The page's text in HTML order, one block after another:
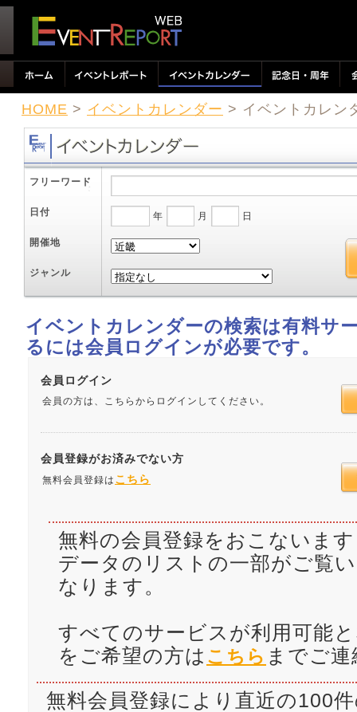
HOME > イベントカレンダー > イベントカレン
フリーワード
日付 年 月 日
開催地
ジャンル
イベントカレンダーの検索は有料サ
るには会員ログインが必要です。
会員ログイン
会員の方は、こちらからログインしてください。
会員登録がお済みでない方
無料会員登録は こちら
無料の会員登録をおこないま
データのリストの一部がご覧
なります。
すべてのサービスが利用可能
をご希望の方は こちら までご
無料会員登録により直近の100